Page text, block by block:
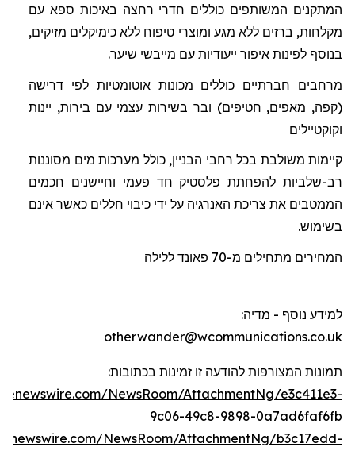
המתקנים המשותפים כוללים חדרי רחצה באיכות ספא עם
מקלחות, ברזים ללא מגע ומוצרי טיפוח ללא כימיקלים מזיקים,
בנוסף לפינות איפור ייעודיות עם מייבשי שיער.
מרחבים חברתיים כוללים מכונות אוטומטיות לפי דרישה
(קפה, מאפים, חטיפים) ובר בשירות עצמי עם בירות, יינות
וקוקטיילים
קיימות משולבת בכל רחבי הבניין, כולל מערכות מים מסוננות
רב-שלביות להפחתת פלסטיק חד פעמי וחיישנים חכמים
הממטבים את צריכת האנרגיה על ידי כיבוי חללים כאשר אינם
בשימוש.
המחירים מתחילים מ-70
פאונד ללילה
למידע נוסף - מדיה:
otherwander@wcommunications.co.uk
תמונות המצורפות להודעה זו זמינות בכתובות:
NewsRoom/AttachmentNg/e3c411e3-
9c06-49c8-9898-0a7ad6faf6fb
NewsRoom/AttachmentNg/b3c17edd-